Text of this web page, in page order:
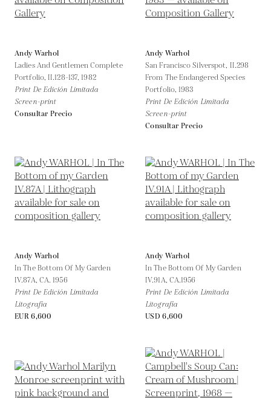
Andy Warhol
Ladies And Gentlemen Complete
Portfolio, II.128-137,1982
Print De Edición Limitada
Screen-print
Consultar Precio
Andy Warhol
San Francisco Silverspot, II.298
From The Endangered Species
Portfolio,1983
Print De Edición Limitada
Screen-print
Consultar Precio
Andy Warhol
In The Bottom Of My Garden
IV.87A, CA. 1956
Print De Edición Limitada
Litografía
EUR 6,600
Andy Warhol
In The Bottom Of My Garden
IV.91A, CA.1956
Print De Edición Limitada
Litografía
USD 6,600